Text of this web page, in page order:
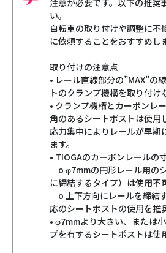
注意が必要です。以下の推奨
い。
自転車の取り付けや調整に不
に依頼することをおすすめし
取り付けの注意点
• レール直線部分の”MAX”の
トのクランプ機構を取り付け
• クランプ機構とカーボンレ
角のあるシートポストは使用
応力集中によりレールが早期
ます。
• TIOGAのカーボンレールの
o φ7mmの円形レール用の
に締結するタイプ）は使用不
o 上下方向にレールを締結
応のシートポストの使用を推
• φ7mmより大きい、または
プを有するシートポストは使